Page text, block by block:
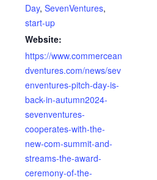
Day, SevenVentures,
start-up
Website:
https://www.commercean
dventures.com/news/sev
enventures-pitch-day-is-
back-in-autumn2024-
sevenventures-
cooperates-with-the-
new-com-summit-and-
streams-the-award-
ceremony-of-the-